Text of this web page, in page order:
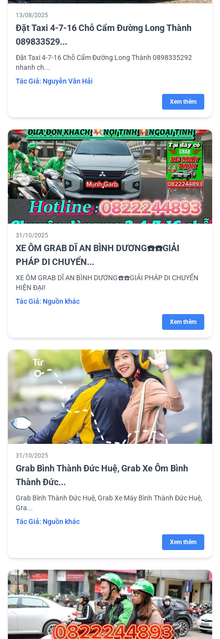
13/08/2025
Đặt Taxi 4-7-16 Chỗ Cẩm Đường Long Thành
089833529...
Đặt Taxi 4-7-16 Chỗ Cẩm Đường Long Thành 0898335292
nhanh ch...
Tác Giả: Nguyễn Văn Hải
Xem thêm
31/10/2025
XE ÔM GRAB DĨ AN BÌNH DƯƠNG☎️☎️GIẢI
PHÁP DI CHUYỂN...
XE ÔM GRAB DĨ AN BÌNH DƯƠNG☎️☎️GIẢI PHÁP DI CHUYỂN
HIỆN ĐẠI!
Tác Giả: Nguồn khác
Xem thêm
31/10/2025
Grab Bình Thành Đức Huệ, Grab Xe Ôm Bình
Thành Đức...
Grab Bình Thành Đức Huệ, Grab Xe Máy Bình Thành Đức Huệ,
Gra...
Tác Giả: Nguồn khác
Xem thêm